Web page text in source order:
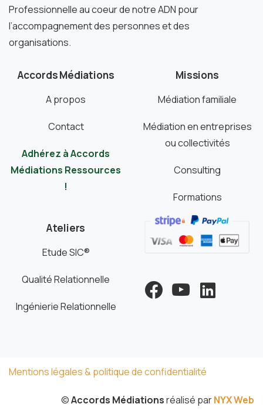
Professionnelle au coeur de notre ADN pour
l’accompagnement des personnes et des
organisations.
Accords Médiations
A propos
Contact
Adhérez à Accords
Médiations Ressources
!
Missions
Médiation familiale
Médiation en entreprises
ou collectivités
Consulting
Formations
Ateliers
Etude SIC®
Qualité Relationnelle
Ingénierie Relationnelle
Mentions légales & politique de confidentialité
©Accords Médiationsréalisé parNYX Web